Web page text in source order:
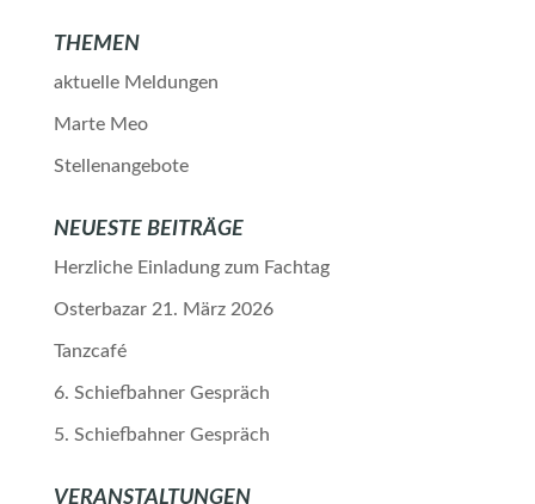
THEMEN
aktuelle Meldungen
Marte Meo
Stellenangebote
NEUESTE BEITRÄGE
Herzliche Einladung zum Fachtag
Osterbazar 21. März 2026
Tanzcafé
6. Schiefbahner Gespräch
5. Schiefbahner Gespräch
VERANSTALTUNGEN